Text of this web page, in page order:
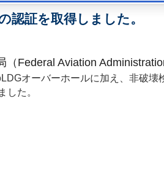
認証を取得しました。
（Federal Aviation
オーバーホールに加え、非破壊
した。